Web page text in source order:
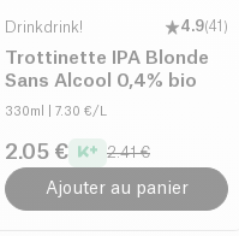
Drinkdrink! 4.9(41 )
Trottinette IPA Blonde
Sans Alcool 0,4% bio
330ml | 7.30 €/L
2.05 € 2.41 €
Ajouter au panier